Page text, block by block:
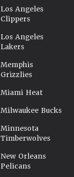
Los Angeles
Clippers
Los Angeles
Lakers
Memphis
Grizzlies
Miami Heat
Milwaukee Bucks
Minnesota
Timberwolves
New Orleans
Pelicans